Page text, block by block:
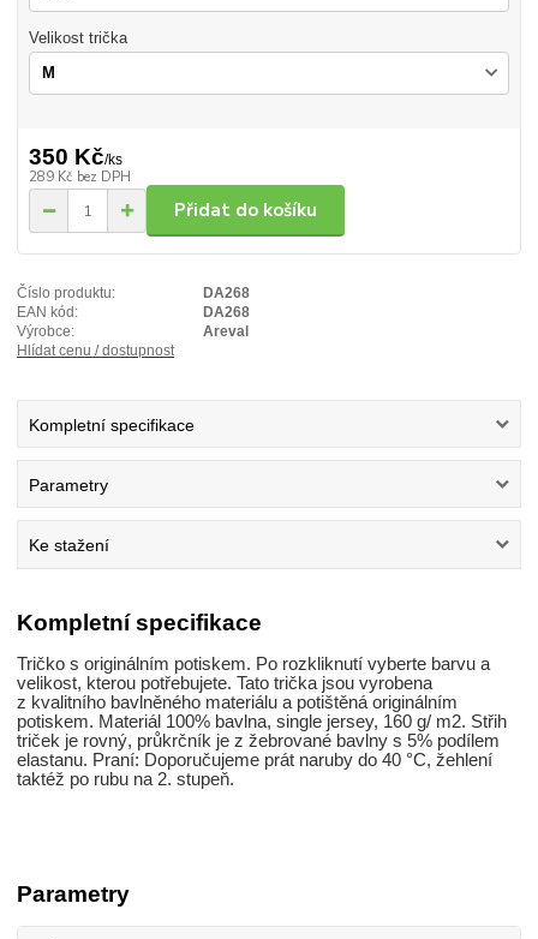
Velikost trička
350 Kč/ks
289 Kč bez DPH
Přidat do košíku
Číslo produktu:
DA268
EAN kód:
DA268
Výrobce:
Areval
Hlídat cenu / dostupnost
Kompletní specifikace
Parametry
Ke stažení
Kompletní specifikace
Tričko s originálním potiskem. Po rozkliknutí vyberte barvu a
velikost, kterou potřebujete. Tato trička jsou vyrobena
z kvalitního bavlněného materiálu a potištěná originálním
potiskem. Materiál 100% bavlna, single jersey, 160 g/ m2. Střih
triček je rovný, průkrčník je z žebrované bavlny s 5% podílem
elastanu. Praní: Doporučujeme prát naruby do 40 °C, žehlení
taktéž po rubu na 2. stupeň.
Parametry